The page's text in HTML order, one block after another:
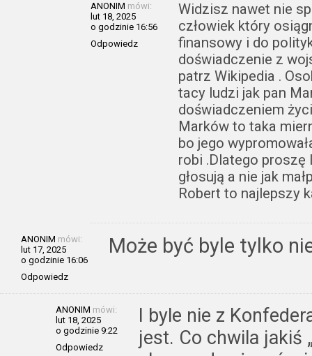
ANONIM mówi:
lut 18, 2025
o godzinie 16:56
Odpowiedz
Widzisz nawet nie
człowiek który
finansowy i do
doświadczenie z
patrz Wikipedia .
tacy ludzi jak pan
doświadczeniem
Marków to taka
bo jego
robi .Dlatego
głosują a nie jak
Robert to najlepszy
ANONIM mówi:
lut 17, 2025
o godzinie 16:06
Odpowiedz
Może być byle tylko
ANONIM mówi:
lut 18, 2025
o godzinie 9:22
Odpowiedz
I byle nie z
jest. Co chwila jakiś